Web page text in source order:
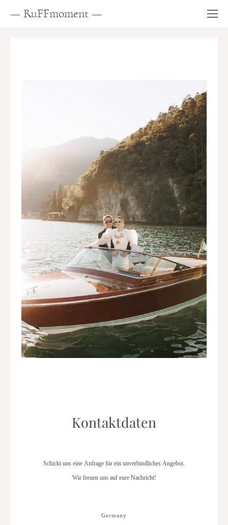
— RuFFmoment —
Kontaktdaten
Schickt uns eine Anfrage für ein unverbindliches Angebot.
Wir freuen uns auf eure Nachricht!
Germany